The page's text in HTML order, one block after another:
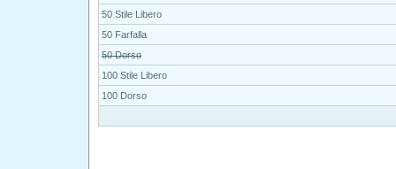
50 Stile Libero
50 Farfalla
50 Dorso
100 Stile Libero
100 Dorso